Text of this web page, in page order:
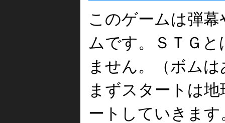
このゲームは弾
ムです。ＳＴＧ
ません。（ボムは
まずスタートは
ートしていきます